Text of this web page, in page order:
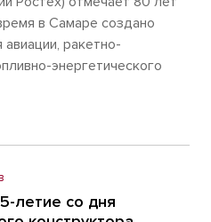
в Самаре создано
ракетно-
энергетического
летие со дня